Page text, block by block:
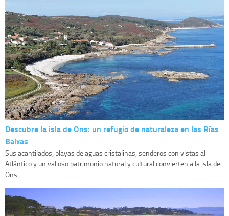
Descubre la isla de Ons: un refugio de naturaleza en las Rías
Baixas
Sus acantilados, playas de aguas cristalinas, senderos con vistas al
Atlántico y un valioso patrimonio natural y cultural convierten a la isla de
Ons ...